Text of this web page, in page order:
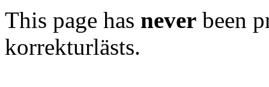
This page has never been
korrekturlästs.